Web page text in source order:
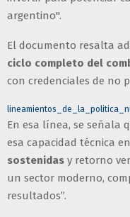
argentino".
El documento resalta
ciclo completo del
con credenciales de no
En esa línea, se señala
esa capacidad técnica en
sostenidas y retorno
un sector moderno,
resultados”.